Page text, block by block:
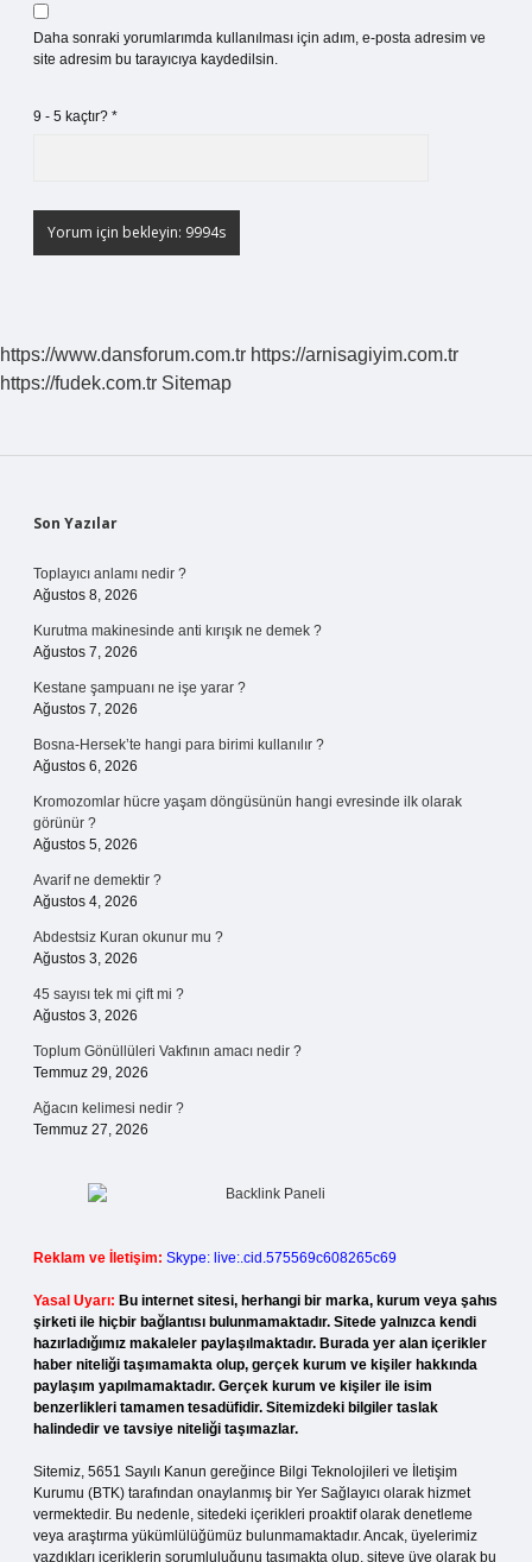
Daha sonraki yorumlarımda kullanılması için adım, e-posta adresim ve
site adresim bu tarayıcıya kaydedilsin.
9 - 5 kaçtır? *
https://www.dansforum.com.tr https://arnisagiyim.com.tr
https://fudek.com.tr Sitemap
Sidebar
Son Yazılar
Toplayıcı anlamı nedir ?
Ağustos 8, 2026
Kurutma makinesinde anti kırışık ne demek ?
Ağustos 7, 2026
Kestane şampuanı ne işe yarar ?
Ağustos 7, 2026
Bosna-Hersek’te hangi para birimi kullanılır ?
Ağustos 6, 2026
Kromozomlar hücre yaşam döngüsünün hangi evresinde ilk olarak
görünür ?
Ağustos 5, 2026
Avarif ne demektir ?
Ağustos 4, 2026
Abdestsiz Kuran okunur mu ?
Ağustos 3, 2026
45 sayısı tek mi çift mi ?
Ağustos 3, 2026
Toplum Gönüllüleri Vakfının amacı nedir ?
Temmuz 29, 2026
Ağacın kelimesi nedir ?
Temmuz 27, 2026
Reklam ve İletişim: Skype: live:.cid.575569c608265c69
Yasal Uyarı: Bu internet sitesi, herhangi bir marka, kurum veya şahıs
şirketi ile hiçbir bağlantısı bulunmamaktadır. Sitede yalnızca kendi
hazırladığımız makaleler paylaşılmaktadır. Burada yer alan içerikler
haber niteliği taşımamakta olup, gerçek kurum ve kişiler hakkında
paylaşım yapılmamaktadır. Gerçek kurum ve kişiler ile isim
benzerlikleri tamamen tesadüfidir. Sitemizdeki bilgiler taslak
halindedir ve tavsiye niteliği taşımazlar.
Sitemiz, 5651 Sayılı Kanun gereğince Bilgi Teknolojileri ve İletişim
Kurumu (BTK) tarafından onaylanmış bir Yer Sağlayıcı olarak hizmet
vermektedir. Bu nedenle, sitedeki içerikleri proaktif olarak denetleme
veya araştırma yükümlülüğümüz bulunmamaktadır. Ancak, üyelerimiz
yazdıkları içeriklerin sorumluluğunu taşımakta olup, siteye üye olarak bu